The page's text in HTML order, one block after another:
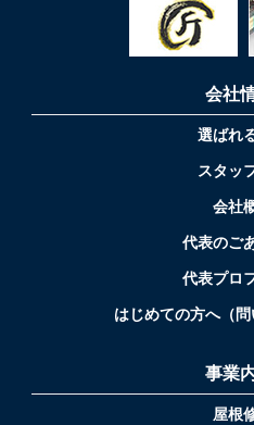
会社
選ばれ
スタッ
会社
代表のご
代表プロ
はじめての方へ（問
事業
屋根